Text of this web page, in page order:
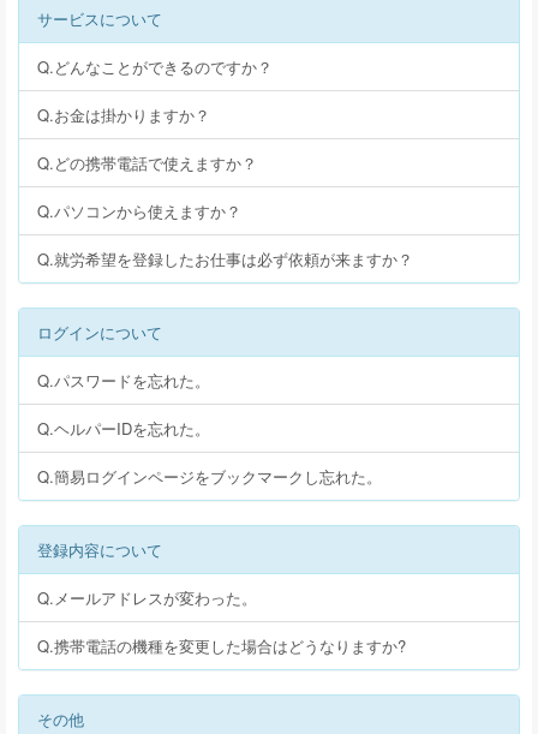
サービスについて
Q.どんなことができるのですか？
Q.お金は掛かりますか？
Q.どの携帯電話で使えますか？
Q.パソコンから使えますか？
Q.就労希望を登録したお仕事は必ず依頼が来ますか？
ログインについて
Q.パスワードを忘れた。
Q.ヘルパーIDを忘れた。
Q.簡易ログインページをブックマークし忘れた。
登録内容について
Q.メールアドレスが変わった。
Q.携帯電話の機種を変更した場合はどうなりますか?
その他